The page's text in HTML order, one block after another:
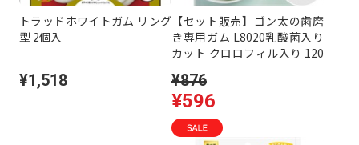
トラッドホワイトガム リング
型 2個入
¥1,518
【セット販売】ゴン太の歯磨
き専用ガム L8020乳酸菌入り
カット クロロフィル入り 120
¥876
¥596